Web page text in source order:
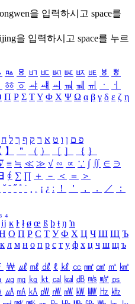
을 입력하시고 space를
을 입력하시고 space를 누르
ㅰ ㅱ ㅲ ㅳ ㅴ ㅵ ㅶ ㅷ ㅸ
ㅹ
ㆅ ㆆ ㆇ ㆈ ㆉ ㆊ ㆋ ㆌ ㆍ
ㆎ
Π Ρ Σ ΤΥ Φ Χ Ψ Ω α β γ δ ε ζ η
פ ם ן ו ט א ר ק ף ך ל ח
】 ＂ （ ） ［ ］ ｛ ｝
≡ ≒ ≪ ≫ √ ∽ ∝ ∵ ∫ ∬ ∈ ∋
∮ ∑ ∏ ＋ － ＜ ＝
＞
ˇ ˘ ˝ ˚ ˙ ¸ ¡ ¿ ː ！ ＇ ， ． ／
：
₃ ₄
ĳ ĸ ŀ ł ø œ ß þ ŧ ŋ ŉ
О П Р С Т У Ф Х Ц Ч Ш Щ Ъ
к л м н о п р с т у ф х ц ч ш щ ъ
￦ ㎕ ㎖ ㎗ ℓ ㎘ ㏄ ㎣ ㎤ ㎥ ㎦
㎍ ㎎ ㎏ ㏏ ㎈ ㎉ ㏈ ㎧ ㎨ ㎰
㎂ ㎃ ㎄ ㎺ ㎻ ㎽ ㎾ ㎿ ㎐ ㎑